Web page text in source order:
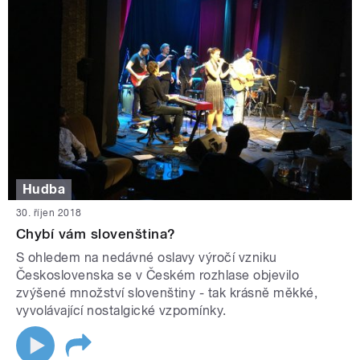
Hudba
30. říjen 2018
Chybí vám slovenština?
S ohledem na nedávné oslavy výročí vzniku
Československa se v Českém rozhlase objevilo
zvýšené množství slovenštiny - tak krásně měkké,
vyvolávající nostalgické vzpomínky.